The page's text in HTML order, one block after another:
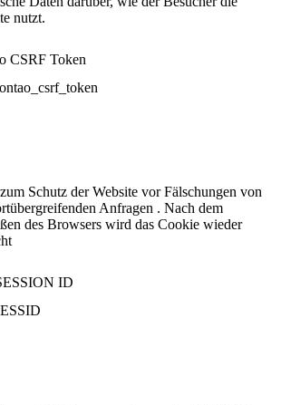
nutzt.
CSRF Token
Schutz der Website vor Fälschungen von
Anfragen . Nach dem
des Browsers wird das Cookie wieder
ID